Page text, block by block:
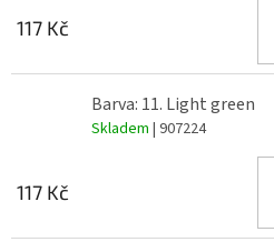
117 Kč
Barva: 11. Light green
Skladem | 907224
117 Kč